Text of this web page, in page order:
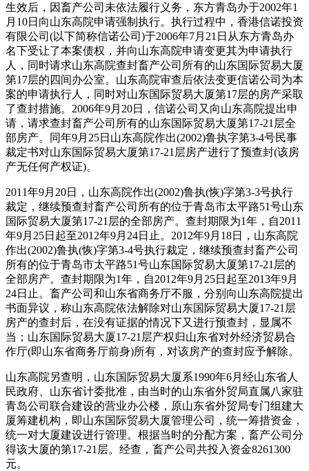
生效后，因畜产公司未依法履行义务，东方青岛办于2002年1
月10日向山东高院申请强制执行。执行过程中，香港信诺投资
有限公司(以下简称信诺公司)于2006年7月21日从东方青岛办
名下受让了本案债权，并向山东高院申请变更其为申请执行
人，同时请求山东高院查封畜产公司所有的山东国际贸易大厦
第17层的四间办公室。山东高院审查后依法变更信诺公司为本
案的申请执行人，同时对山东国际贸易大厦第17层的房产采取
了查封措施。2006年9月20日，信诺公司又向山东高院提出申
请，请求查封畜产公司所有的山东国际贸易大厦第17-21层全
部房产。同年9月25日山东高院作出(2002)鲁执字第3-4号民事
裁定书对山东国际贸易大厦第17-21层房产进行了预查封(该房
产无任何产权证)。
2011年9月20日，山东高院作出(2002)鲁执(恢)字第3-3号执行
裁定，继续预查封畜产公司所有的位于青岛市太平路51号山东
国际贸易大厦第17-21层的全部房产。查封期限为1年，自2011
年9月25日起至2012年9月24日止。2012年9月18日，山东高院
作出(2002)鲁执(恢)字第3-4号执行裁定，继续预查封畜产公司
所有的位于青岛市太平路51号山东国际贸易大厦第17-21层的
全部房产。查封期限为1年，自2012年9月25日起至2013年9月
24日止。畜产公司和山东省商务厅不服，分别向山东高院提出
书面异议，称山东高院依法解除对山东国际贸易大厦17-21层
房产的查封后，在没有证据的情况下又进行预查封，显属不
当；山东国际贸易大厦17-21层产权归山东省对外经济贸易合
作厅(即山东省商务厅前身)所有，对该房产的查封应予解除。
山东高院另查明，山东国际贸易大厦系1990年6月经山东省人
民政府、山东省计委批准，由当时的山东省外贸局直属八家驻
青岛公司联合建设的营业办公楼，原山东省外贸局专门组建大
厦筹建机构，即山东国际贸易大厦管理公司，统一筹措资金，
统一对大厦建设进行管理。根据当时的分配方案，畜产公司分
得该大厦的第17-21层。经查，畜产公司共投入资金8261300
元。